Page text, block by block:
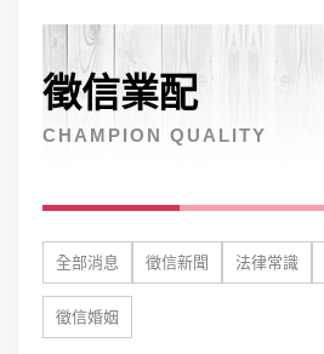
徵信業配
CHAMPION QUALITY
全部消息 徵信新聞 法律常識
徵信婚姻